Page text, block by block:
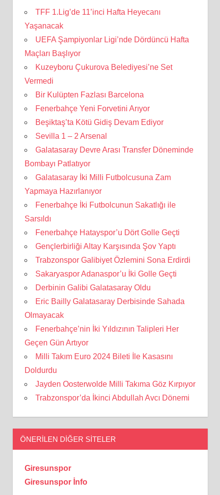
TFF 1.Lig’de 11’inci Hafta Heyecanı
Yaşanacak
UEFA Şampiyonlar Ligi’nde Dördüncü Hafta
Maçları Başlıyor
Kuzeyboru Çukurova Belediyesi’ne Set
Vermedi
Bir Kulüpten Fazlası Barcelona
Fenerbahçe Yeni Forvetini Arıyor
Beşiktaş’ta Kötü Gidiş Devam Ediyor
Sevilla 1 – 2 Arsenal
Galatasaray Devre Arası Transfer Döneminde
Bombayı Patlatıyor
Galatasaray İki Milli Futbolcusuna Zam
Yapmaya Hazırlanıyor
Fenerbahçe İki Futbolcunun Sakatlığı ile
Sarsıldı
Fenerbahçe Hatayspor’u Dört Golle Geçti
Gençlerbirliği Altay Karşısında Şov Yaptı
Trabzonspor Galibiyet Özlemini Sona Erdirdi
Sakaryaspor Adanaspor’u İki Golle Geçti
Derbinin Galibi Galatasaray Oldu
Eric Bailly Galatasaray Derbisinde Sahada
Olmayacak
Fenerbahçe’nin İki Yıldızının Talipleri Her
Geçen Gün Artıyor
Milli Takım Euro 2024 Bileti İle Kasasını
Doldurdu
Jayden Oosterwolde Milli Takıma Göz Kırpıyor
Trabzonspor’da İkinci Abdullah Avcı Dönemi
ÖNERILEN DIĞER SITELER
Giresunspor
Giresunspor İnfo